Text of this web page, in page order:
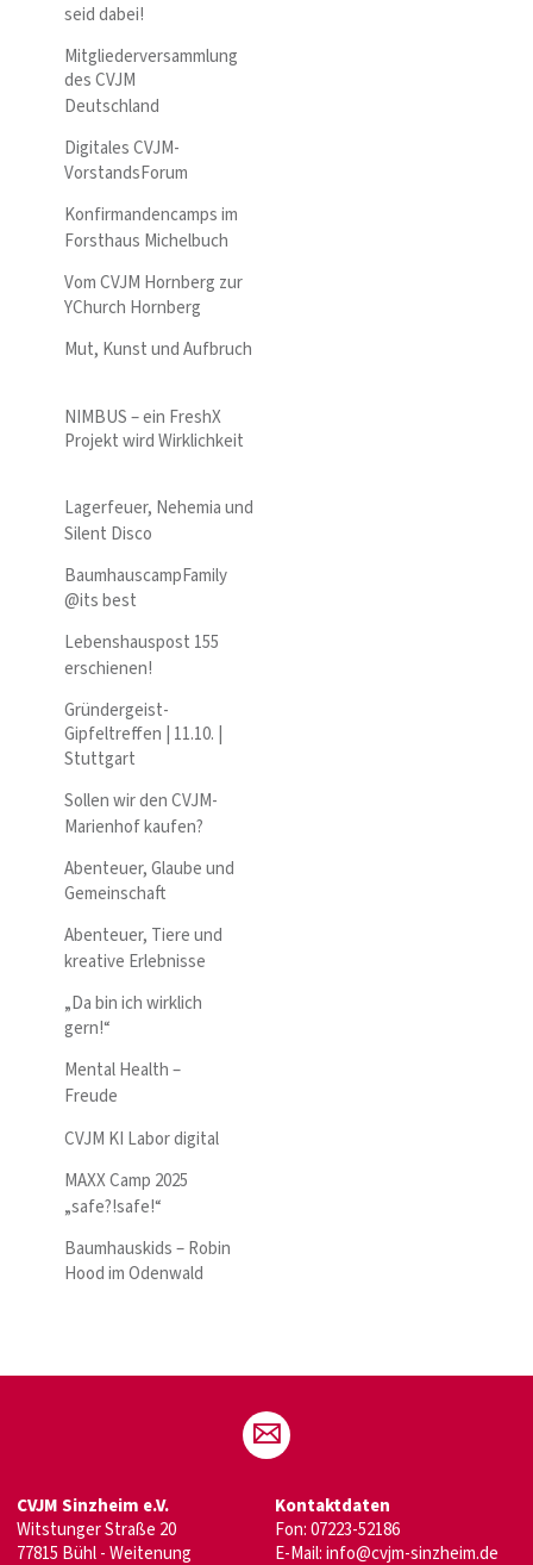
seid dabei!
Mitgliederversammlung
des CVJM
Deutschland
Digitales CVJM-
VorstandsForum
Konfirmandencamps im
Forsthaus Michelbuch
Vom CVJM Hornberg zur
YChurch Hornberg
Mut, Kunst und Aufbruch
NIMBUS – ein FreshX
Projekt wird Wirklichkeit
Lagerfeuer, Nehemia und
Silent Disco
BaumhauscampFamily
@its best
Lebenshauspost 155
erschienen!
Gründergeist-
Gipfeltreffen | 11.10. |
Stuttgart
Sollen wir den CVJM-
Marienhof kaufen?
Abenteuer, Glaube und
Gemeinschaft
Abenteuer, Tiere und
kreative Erlebnisse
„Da bin ich wirklich
gern!“
Mental Health –
Freude
CVJM KI Labor digital
MAXX Camp 2025
„safe?!safe!“
Baumhauskids – Robin
Hood im Odenwald
CVJM Sinzheim e.V.
Witstunger Straße 20
77815 Bühl - Weitenung
Kontaktdaten
Fon: 07223-52186
E-Mail:info@cvjm-sinzheim.de